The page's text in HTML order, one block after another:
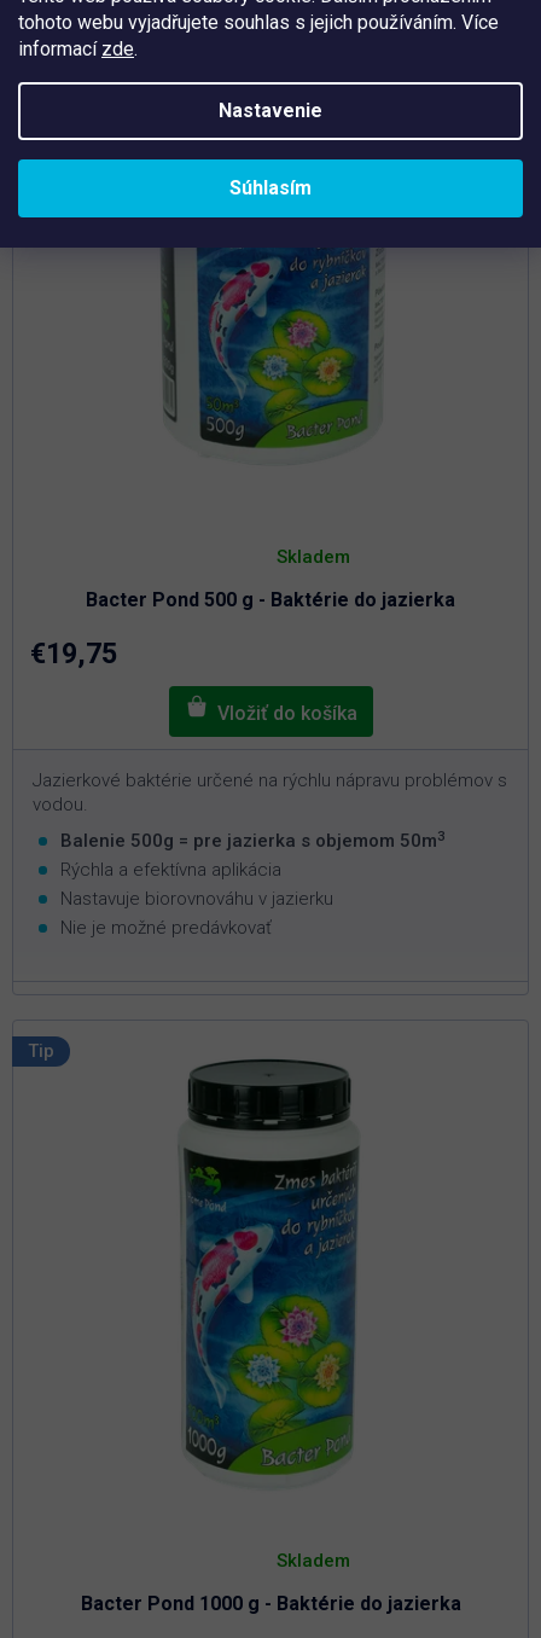
tohoto webu vyjadřujete souhlas s jejich používáním. Více
informací zde.
Nastavenie
Súhlasím
Tip
Bacter Pond 500 g - Baktérie do jazierka
hodnotenie
je
5,0
Skladem
€19,75
Jazierkové baktérie určené na rýchlu nápravu problémov s
vodou.
Balenie 500g = pre jazierka s objemom 50m3
Rýchla a efektívna aplikácia
Nastavuje biorovnováhu v jazierku
Nie je možné predávkovať
Tip
Bacter Pond 1000 g - Baktérie do jazierka
hodnotenie
je
4,8
Skladem